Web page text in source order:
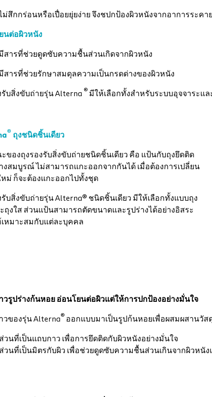
ม่สึกกร่อนหรือเปื่อยยุ่ยง่าย จึงชปกป้องผิวหนังจากอาการระคา
นต่อผิวหนัง
สารที่ช่วยดูดซับความชื้นส่วนเกิดจากผิวหนัง
สารที่ช่วยรักษาสมดุลความเป็นกรดด่างของผิวหนัง
รับสิ่งขับถ่ายรุ่น Alterna ® มีให้เลือกทั้งสำหรับระบบอุจจาระแล
® ถุงชนิดชิ้นเดียว
ของถุงรองรับสิ่งขับถ่ายชนิดชิ้นเดียว คือ แป้นกับถุงยึดติด
งสมบูรณ์ ไม่สามารถแกะออกจากกันได้ เมื่อต้องการเปลี่ยน
หม่ ก็จะต้องแกะออกไปทั้งชุด
รับสิ่งขับถ่ายรุ่น Alterna® ชนิดชิ้นเดียว มีให้เลือกทั้งแบบถุง
ถุงใส ส่วนแป้นสามารถตัดขนาดและรูปร่างได้อย่างอิสระ
เหมาะสมกับแต่ละบุคคล
วรูปร่างก้นหอย อ่อนโยนต่อผิวแต่ให้การปกป้องอย่างมั่นใจ
วของรุ่น Alterna® ออกแบบมาเป็นรูปก้นหอยเพื่อผสมผสานวั
ส่วนที่เป็นแถบกาว เพื่อการยึดติดกับผิวหนังอย่างมั่นใจ
ส่วนที่เป็นมิตรกับผิว เพื่อช่วยดูดซับความชื้นส่วนเกินจากผิวหนัง